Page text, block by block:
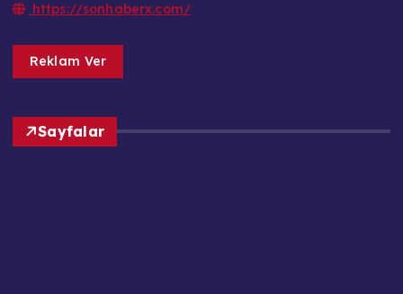
https://sonhaberx.com/
Reklam Ver
Sayfalar